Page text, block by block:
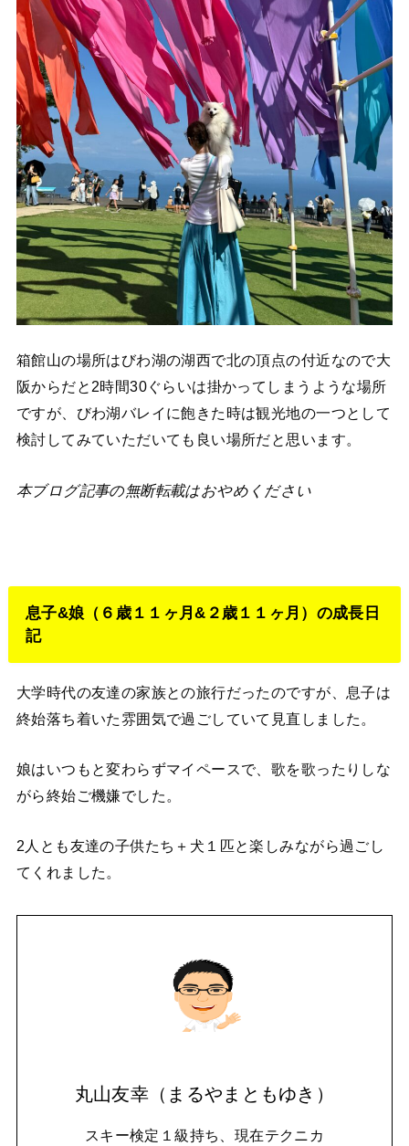
箱館山の場所はびわ湖の湖西で北の頂点の付近なので大
阪からだと2時間30ぐらいは掛かってしまうような場所
ですが、びわ湖バレイに飽きた時は観光地の一つとして
検討してみていただいても良い場所だと思います。
本ブログ記事の無断転載はおやめください
息子&娘（６歳１１ヶ月&２歳１１ヶ月）の成長日
記
大学時代の友達の家族との旅行だったのですが、息子は
終始落ち着いた雰囲気で過ごしていて見直しました。
娘はいつもと変わらずマイペースで、歌を歌ったりしな
がら終始ご機嫌でした。
2人とも友達の子供たち＋犬１匹と楽しみながら過ごし
てくれました。
丸山友幸（まるやまともゆき）
スキー検定１級持ち、現在テクニカ